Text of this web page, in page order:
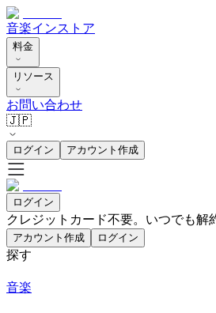
音楽インストア
料金
リソース
お問い合わせ
🇯🇵
ログイン アカウント作成
ログイン
クレジットカード不要。いつでも解
アカウント作成 ログイン
探す
音楽